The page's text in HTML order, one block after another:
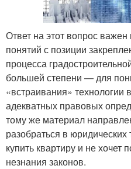
Ответ на этот вопрос
понятий с позиции
процесса
большей степени — для
«встраивания» технологии
адекватных правовых
тому же материал
разобраться в
купить квартиру и не хочет
незнания законов.